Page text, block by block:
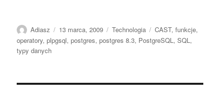
Autor
Adiasz
Data
publikacji
13 marca, 2009 Kategorie
Technologia Tagi
CAST,funkcje,
operatory,plpgsql,postgres,postgres 8.3, PostgreSQL,SQL,
typy danych